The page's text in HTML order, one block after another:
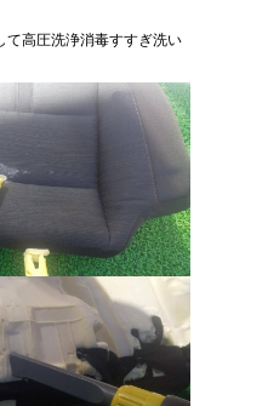
て高圧洗浄消毒すすぎ洗い